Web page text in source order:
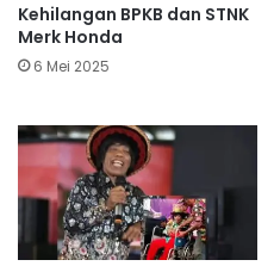
Kehilangan BPKB dan STNK
Merk Honda
6 Mei 2025